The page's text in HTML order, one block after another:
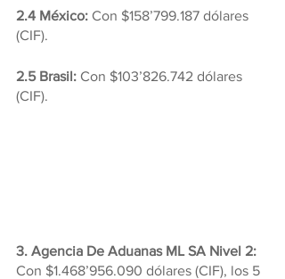
2.4 México: Con $158’799.187 dólares
(CIF).
2.5 Brasil: Con $103’826.742 dólares
(CIF).
3. Agencia De Aduanas ML SA Nivel 2:
Con $1.468’956.090 dólares (CIF), los 5